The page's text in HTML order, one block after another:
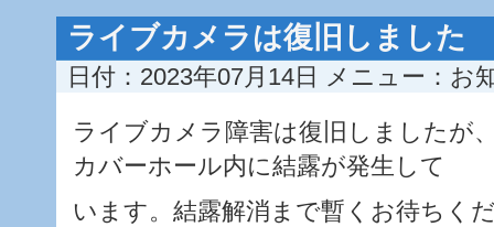
ライブカメラは復旧しました
日付：2023年07月14日 メニュー： お
ライブカメラ障害は復旧しましたが
カバーホール内に結露が発生して
います。結露解消まで暫くお待ちく